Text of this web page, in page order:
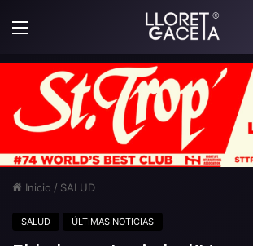
Menú
Inicio / SALUD
SALUD ÚLTIMAS NOTICIAS